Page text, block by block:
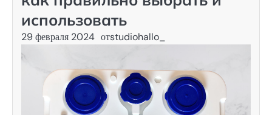
использовать
29 февраля 2024 отstudiohallo_